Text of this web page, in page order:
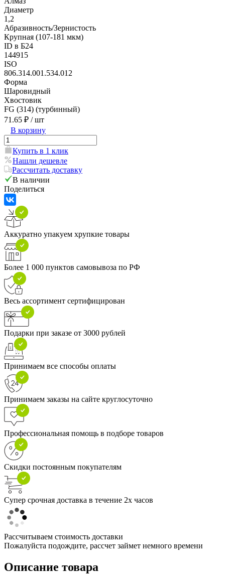
Диаметр
1,2
Абразивность/Зернистость
Крупная (107-181 мкм)
ID в Б24
144915
ISO
806.314.001.534.012
Форма
Шаровидный
Хвостовик
FG (314) (турбинный)
71.65 ₽ / шт
В корзину
Купить в 1 клик
Нашли дешевле
Рассчитать доставку
В наличии
Поделиться
Аккуратно упакуем хрупкие товары
Более 1 000 пунктов самовывоза по РФ
Весь ассортимент сертифицирован
Подарки при заказе от 3000 рублей
Принимаем все способы оплаты
Принимаем заказы на сайте круглосуточно
Профессиональная помощь в подборе товаров
Скидки постоянным покупателям
Супер срочная доставка в течение 2х часов
Рассчитываем стоимость доставки
Пожалуйста подождите, рассчет займет немного времени
Описание товара